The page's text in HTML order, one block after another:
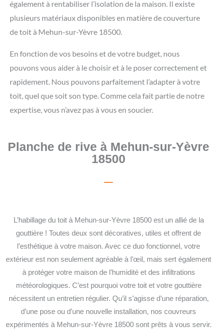
également à rentabiliser l’isolation de la maison. Il existe
plusieurs matériaux disponibles en matière de couverture
de toit à Mehun-sur-Yèvre 18500.
En fonction de vos besoins et de votre budget, nous
pouvons vous aider à le choisir et à le poser correctement et
rapidement. Nous pouvons parfaitement l’adapter à votre
toit, quel que soit son type. Comme cela fait partie de notre
expertise, vous n’avez pas à vous en soucier.
Planche de rive à Mehun-sur-Yèvre
18500
L’habillage du toit à Mehun-sur-Yèvre 18500 est un allié de la
gouttière ! Toutes deux sont décoratives, utiles et offrent de
l’esthétique à votre maison. Avec ce duo fonctionnel, votre
extérieur est non seulement agréable à l’œil, mais sert également
à protéger votre maison de l’humidité et des infiltrations
météorologiques. C’est pourquoi votre toit et votre gouttière
nécessitent un entretien régulier. Qu’il s’agisse d’une réparation,
d’une pose ou d’une nouvelle installation, nos couvreurs
expérimentés à Mehun-sur-Yèvre 18500 sont prêts à vous servir.